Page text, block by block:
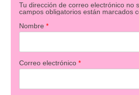
Tu dirección de correo electrónico no
campos obligatorios están marcados
Nombre *
Correo electrónico *